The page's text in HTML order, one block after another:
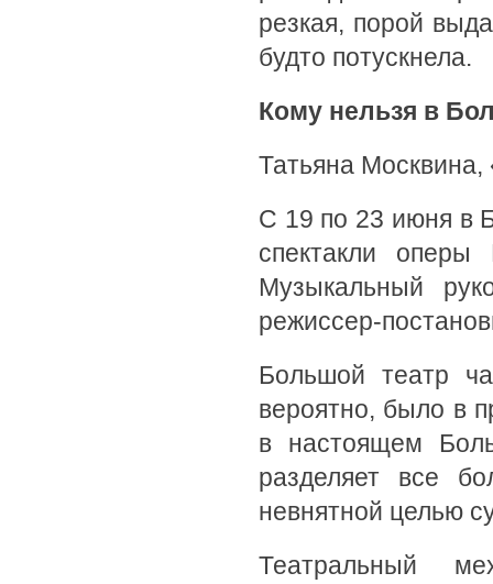
резкая, порой
будто потускнела.
Кому нельзя в
Татьяна
С 19 по 23 июня в
спектакли оперы
Музыкальный
режиссер-
Большой театр
вероятно, было в
в настоящем
разделяет все
невнятной целью
Театральный